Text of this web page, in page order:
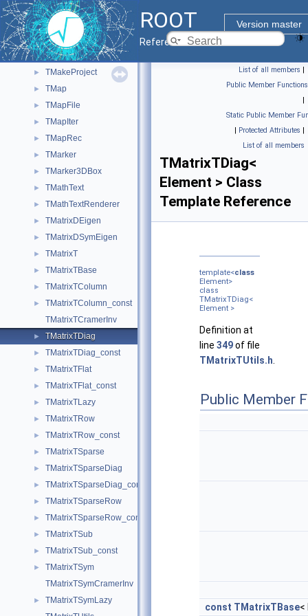
ROOT
Version master
Reference Guide
► TLorentzRotation
► TLorentzVector
► TMacOSXSystem
► TMacro
► TMakeProject
► TMap
► TMapFile
► TMapIter
► TMapRec
► TMarker
► TMarker3DBox
► TMathText
► TMathTextRenderer
► TMatrixDEigen
► TMatrixDSymEigen
► TMatrixT
► TMatrixTBase
► TMatrixTColumn
►
TMatrixTColumn_const
TMatrixTCramerInv
► TMatrixTDiag
► TMatrixTDiag_const
► TMatrixTFlat
► TMatrixTFlat_const
► TMatrixTLazy
► TMatrixTRow
► TMatrixTRow_const
► TMatrixTSparse
► TMatrixTSparseDiag
► TMatrixTSparseDiag_const
► TMatrixTSparseRow
► TMatrixTSparseRow_const
► TMatrixTSub
► TMatrixTSub_const
►
TMatrixTSym
TMatrixTSymCramerInv
►
TMatrixTSymLazy
List of all members |
Public Member Functions
|
Static Public Member
| Protected Attributes |
List of all members
TMatrixTDiag<
Element > Class
Template Reference
template<class
Element>
class
TMatrixTDiag<
Element >
Definition at
line 349of file
TMatrixTUtils.h
Public Member
const TMatrixTBase<